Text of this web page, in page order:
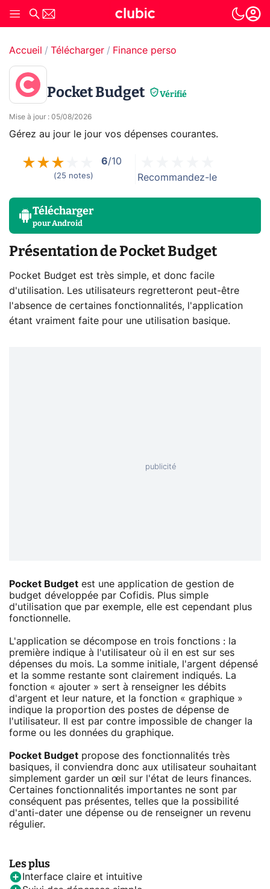
Accueil Télécharger Finance perso
Pocket Budget Vérifié
Mise à jour : 05/08/2026
Gérez au jour le jour vos dépenses courantes.
6/10
(25 notes) Recommandez-le
Télécharger
pourAndroid
Présentation de Pocket Budget
Pocket Budget est très simple, et donc facile
d'utilisation. Les utilisateurs regretteront peut-être
l'absence de certaines fonctionnalités, l'application
étant vraiment faite pour une utilisation basique.
Pocket Budget est une application de gestion de
budget développée par Cofidis. Plus simple
d'utilisation que par exemple, elle est cependant plus
fonctionnelle.
L'application se décompose en trois fonctions : la
première indique à l'utilisateur où il en est sur ses
dépenses du mois. La somme initiale, l'argent dépensé
et la somme restante sont clairement indiqués. La
fonction « ajouter » sert à renseigner les débits
d'argent et leur nature, et la fonction « graphique »
indique la proportion des postes de dépense de
l'utilisateur. Il est par contre impossible de changer la
forme ou les données du graphique.
Pocket Budget propose des fonctionnalités très
basiques, il conviendra donc aux utilisateur souhaitant
simplement garder un œil sur l'état de leurs finances.
Certaines fonctionnalités importantes ne sont par
conséquent pas présentes, telles que la possibilité
d'anti-dater une dépense ou de renseigner un revenu
régulier.
Les plus
Interface claire et intuitive